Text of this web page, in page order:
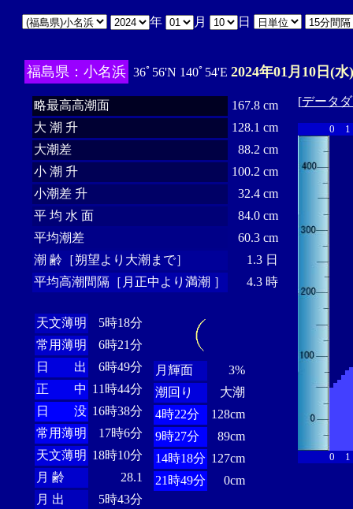
年 月 日
福島県：小名浜 36ﾟ56'N 140ﾟ54'E 2024年01月10日(水)
略最高高潮面
167.8 cm
大 潮 升
128.1 cm
大潮差
88.2 cm
小 潮 升
100.2 cm
小潮差 升
32.4 cm
平 均 水 面
84.0 cm
平均潮差
60.3 cm
潮 齢［朔望より大潮まで］
1.3 日
平均高潮間隔［月正中より満潮 ］
4.3 時
天文薄明
5時18分
常用薄明
6時21分
日 出
6時49分
正 中 11時44分
日 没 16時38分
常用薄明
17時6分
天文薄明 18時10分
月 齢
28.1
月 出
5時43分
月輝面
3%
潮回り
大潮
4時22分
128cm
9時27分
89cm
14時18分 127cm
21時49分
0cm
[データ
0 1
0 1